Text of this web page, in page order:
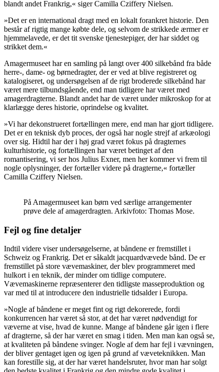
blandt andet Frankrig,« siger Camilla Cziffery Nielsen.
»Det er en international dragt med en lokalt forankret historie. Den
består af rigtig mange købte dele, og selvom de strikkede ærmer er
hjemmelavede, er det tit svenske tjenestepiger, der har siddet og
strikket dem.«
Amagermuseet har en samling på langt over 400 silkebånd fra både
herre-, dame- og børnedragter, der er ved at blive registreret og
katalogiseret, og undersøgelsen af de rigt broderede silkebånd har
været mere tilbundsgående, end man tidligere har været med
amagerdragterne. Blandt andet har de været under mikroskop for at
klarlægge deres historie, oprindelse og kvalitet.
»Vi har dekonstrueret fortællingen mere, end man har gjort tidligere.
Det er en teknisk dyb proces, der også har nogle strejf af arkæologi
over sig. Hidtil har der i høj grad været fokus på dragternes
kulturhistorie, og fortællingen har været betinget af den
romantisering, vi ser hos Julius Exner, men her kommer vi frem til
nogle oplysninger, der fortæller videre på dragterne,« fortæller
Camilla Cziffery Nielsen.
På Amagermuseet kan børn ved særlige arrangementer
prøve dele af amagerdragten. Arkivfoto: Thomas Mose.
Fejl og fine detaljer
Indtil videre viser undersøgelserne, at båndene er fremstillet i
Schweiz og Frankrig. Det er såkaldt jacquardvævede bånd. De er
fremstillet på store vævemaskiner, der blev programmeret med
hulkort i en teknik, der minder om tidlige computere.
Vævemaskinerne repræsenterer den tidligste masseproduktion og
var med til at introducere den industrielle tidsalder i Europa.
»Nogle af båndene er meget fint og rigt dekorerede, fordi
konkurrencen har været så stor, at det har været nødvendigt for
væverne at vise, hvad de kunne. Mange af båndene går igen i flere
af dragterne, så der har været en smag i tiden. Men man kan også se,
at kvaliteten på båndene svinger. Nogle af dem har fejl i vævningen,
der bliver gentaget igen og igen på grund af væveteknikken. Man
kan forestille sig, at der har været handelsruter, hvor man har solgt